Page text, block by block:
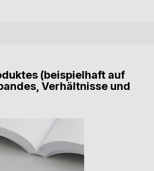
(beispielhaft auf
Verhältnisse und